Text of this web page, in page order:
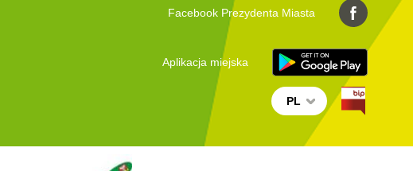
Facebook Prezydenta Miasta
Aplikacja miejska
PL